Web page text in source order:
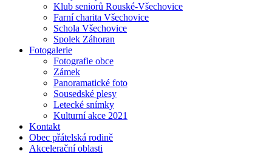
Klub seniorů Rouské-Všechovice
Farní charita Všechovice
Schola Všechovice
Spolek Záhoran
Fotogalerie
Fotografie obce
Zámek
Panoramatické foto
Sousedské plesy
Letecké snímky
Kulturní akce 2021
Kontakt
Obec přátelská rodině
Akcelerační oblasti